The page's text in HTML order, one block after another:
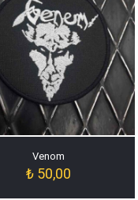
Venom
₺ 50,00